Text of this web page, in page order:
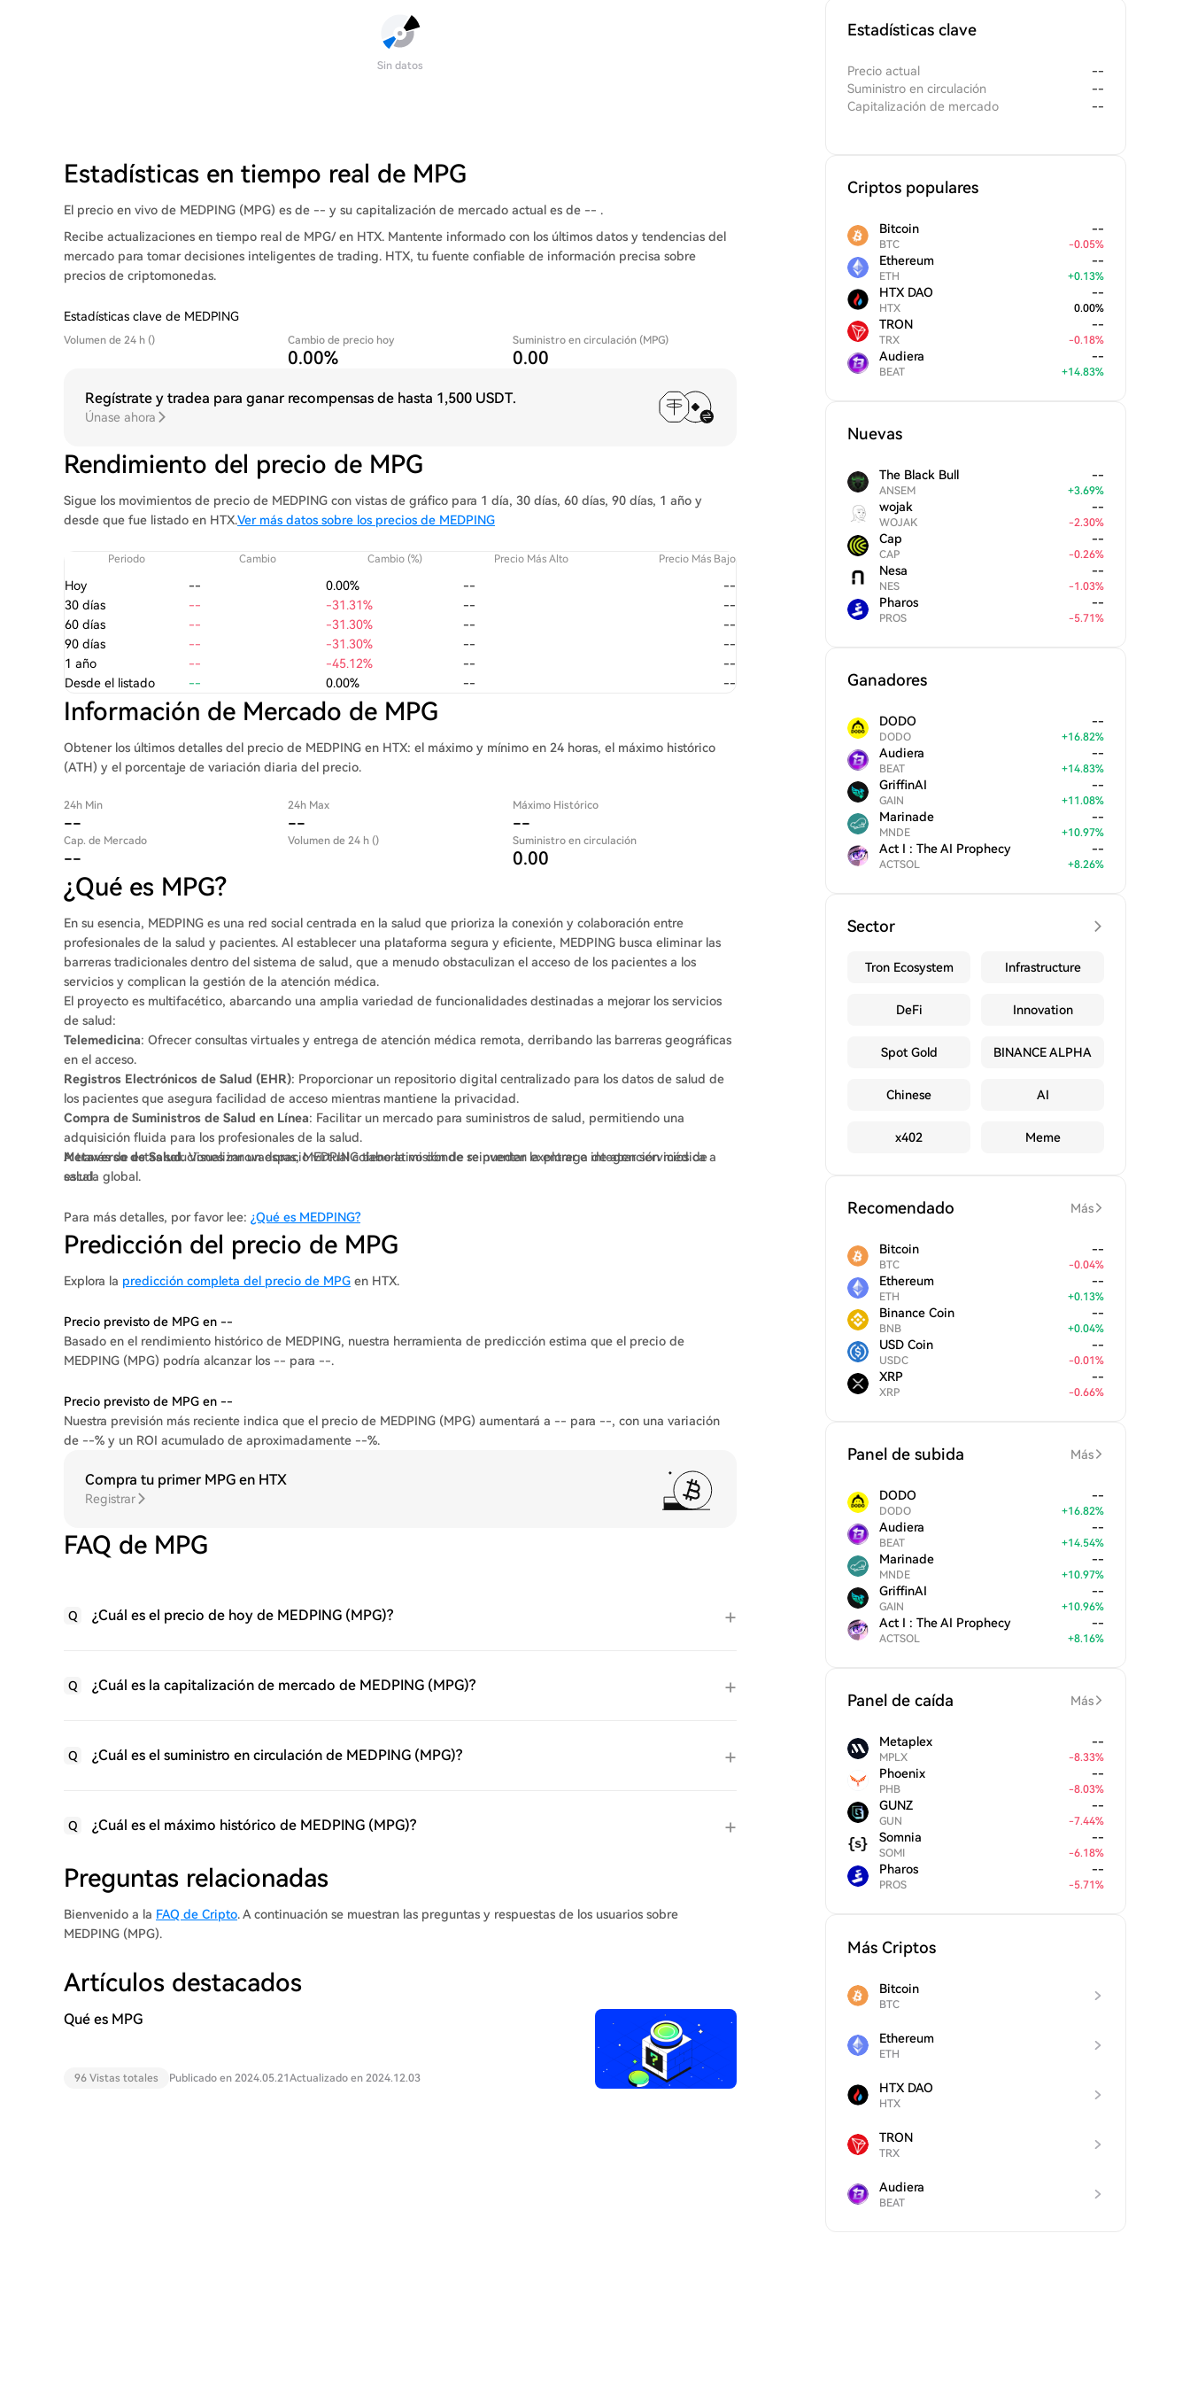
Sin datos
Estadísticas en tiempo real de MPG
El precio en vivo de MEDPING (MPG) es de -- y su capitalización de mercado actual es de -- .
Recibe actualizaciones en tiempo real de MPG/ en HTX. Mantente informado con los últimos datos y tendencias del
mercado para tomar decisiones inteligentes de trading. HTX, tu fuente confiable de información precisa sobre
precios de criptomonedas.
Estadísticas clave de MEDPING
Volumen de 24 h () Cambio de precio hoy
0.00%
Suministro en circulación (MPG)
0.00
Regístrate y tradea para ganar recompensas de hasta 1,500 USDT.
Únase ahora
Rendimiento del precio de MPG
Sigue los movimientos de precio de MEDPING con vistas de gráfico para 1 día, 30 días, 60 días, 90 días, 1 año y
desde que fue listado en HTX.Ver más datos sobre los precios de MEDPING
Periodo Cambio Cambio (%) Precio Más Alto Precio Más Bajo
Hoy -- 0.00% --
--
30 días
-- -31.31% --
--
60 días
-- -31.30% --
--
90 días
-- -31.30% --
--
1 año
-- -45.12% --
--
Desde el listado
-- 0.00% -- --
Información de Mercado de MPG
Obtener los últimos detalles del precio de MEDPING en HTX: el máximo y mínimo en 24 horas, el máximo histórico
(ATH) y el porcentaje de variación diaria del precio.
24h Min
--
24h Max
--
Máximo Histórico
--
Cap. de Mercado
--
Volumen de 24 h () Suministro en circulación
0.00
¿Qué es MPG?
En su esencia, MEDPING es una red social centrada en la salud que prioriza la conexión y colaboración entre
profesionales de la salud y pacientes. Al establecer una plataforma segura y eficiente, MEDPING busca eliminar las
barreras tradicionales dentro del sistema de salud, que a menudo obstaculizan el acceso de los pacientes a los
servicios y complican la gestión de la atención médica.
El proyecto es multifacético, abarcando una amplia variedad de funcionalidades destinadas a mejorar los servicios
de salud:
Telemedicina: Ofrecer consultas virtuales y entrega de atención médica remota, derribando las barreras geográficas
en el acceso.
Registros Electrónicos de Salud (EHR): Proporcionar un repositorio digital centralizado para los datos de salud de
los pacientes que asegura facilidad de acceso mientras mantiene la privacidad.
Compra de Suministros de Salud en Línea: Facilitar un mercado para suministros de salud, permitiendo una
adquisición fluida para los profesionales de la salud.
Metaverso de Salud: Visualizar un espacio virtual colaborativo donde se pueden explorar e integrar servicios de
salud.
respaldo comunitario.
A través de estas soluciones innovadoras, MEDPING tiene la misión de reinventar la entrega de atención médica a
escala global.
Para más detalles, por favor lee: ¿Qué es MEDPING?
Predicción del precio de MPG
Explora la predicción completa del precio de MPG en HTX.
Precio previsto de MPG en --
Basado en el rendimiento histórico de MEDPING, nuestra herramienta de predicción estima que el precio de
MEDPING (MPG) podría alcanzar los -- para --.
Precio previsto de MPG en --
Nuestra previsión más reciente indica que el precio de MEDPING (MPG) aumentará a -- para --, con una variación
de --% y un ROI acumulado de aproximadamente --%.
Compra tu primer MPG en HTX
Registrar
FAQ de MPG
Q ¿Cuál es el precio de hoy de MEDPING (MPG)?
Q ¿Cuál es la capitalización de mercado de MEDPING (MPG)?
Q ¿Cuál es el suministro en circulación de MEDPING (MPG)?
Q ¿Cuál es el máximo histórico de MEDPING (MPG)?
Preguntas relacionadas
Bienvenido a la FAQ de Cripto. A continuación se muestran las preguntas y respuestas de los usuarios sobre
MEDPING (MPG).
Artículos destacados
Qué es MPG
96 Vistas totales Publicado en 2024.05.21 Actualizado en 2024.12.03
Estadísticas clave
Precio actual
--
Suministro en circulación
--
Capitalización de mercado
--
Criptos populares
Bitcoin
BTC
--
-0.05%
Ethereum
ETH
--
+0.13%
HTX DAO
HTX
--
0.00%
TRON
TRX
--
-0.18%
Audiera
BEAT
--
+14.83%
Nuevas
The Black Bull
ANSEM
--
+3.69%
wojak
WOJAK
--
-2.30%
Cap
CAP
--
-0.26%
Nesa
NES
--
-1.03%
Pharos
PROS
--
-5.71%
Ganadores
DODO
DODO
--
+16.82%
Audiera
BEAT
--
+14.83%
GriffinAI
GAIN
--
+11.08%
Marinade
MNDE
--
+10.97%
Act I : The AI Prophecy
ACTSOL
--
+8.26%
Sector
Tron Ecosystem Infrastructure
DeFi Innovation
Spot Gold BINANCE ALPHA
Chinese AI
x402 Meme
Recomendado Más
Bitcoin
BTC
--
-0.04%
Ethereum
ETH
--
+0.13%
Binance Coin
BNB
--
+0.04%
USD Coin
USDC
--
-0.01%
XRP
XRP
--
-0.66%
Panel de subida Más
DODO
DODO
--
+16.82%
Audiera
BEAT
--
+14.54%
Marinade
MNDE
--
+10.97%
GriffinAI
GAIN
--
+10.96%
Act I : The AI Prophecy
ACTSOL
--
+8.16%
Panel de caída Más
Metaplex
MPLX
--
-8.33%
Phoenix
PHB
--
-8.03%
GUNZ
GUN
--
-7.44%
Somnia
SOMI
--
-6.18%
Pharos
PROS
--
-5.71%
Más Criptos
Bitcoin
BTC
Ethereum
ETH
HTX DAO
HTX
TRON
TRX
Audiera
BEAT